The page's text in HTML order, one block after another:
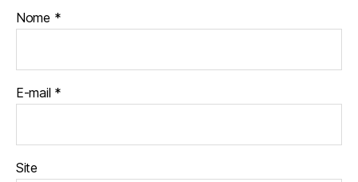
Nome *
E-mail *
Site